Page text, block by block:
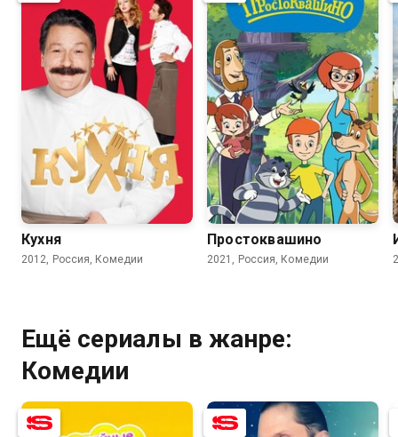
8.4
Кухня
2012, Россия, Комедии
7.8 5.7
Простоквашино
2021, Россия, Комедии
Ещё сериалы в жанре:
Комедии